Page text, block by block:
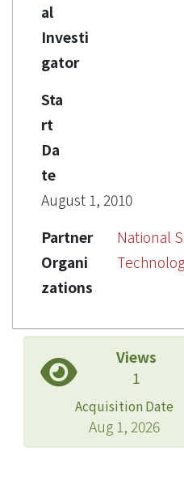
al
Investi
gator
Sta
rt
Da
te
August 1, 2010
Partner
Organi
zations
National
Views
1
Acquisition Date
Aug 1, 2026